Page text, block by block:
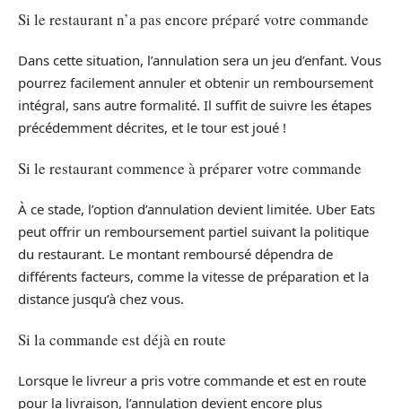
Si le restaurant n’a pas encore préparé votre commande
Dans cette situation, l’annulation sera un jeu d’enfant. Vous
pourrez facilement annuler et obtenir un remboursement
intégral, sans autre formalité. Il suffit de suivre les étapes
précédemment décrites, et le tour est joué !
Si le restaurant commence à préparer votre commande
À ce stade, l’option d’annulation devient limitée. Uber Eats
peut offrir un remboursement partiel suivant la politique
du restaurant. Le montant remboursé dépendra de
différents facteurs, comme la vitesse de préparation et la
distance jusqu’à chez vous.
Si la commande est déjà en route
Lorsque le livreur a pris votre commande et est en route
pour la livraison, l’annulation devient encore plus